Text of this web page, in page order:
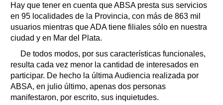
Hay que tener en cuenta que ABSA presta sus servicios
en 95 localidades de la Provincia, con más de 863 mil
usuarios mientras que ADA tiene filiales sólo en nuestra
ciudad y en Mar del Plata.
De todos modos, por sus características funcionales,
resulta cada vez menor la cantidad de interesados en
participar. De hecho la última Audiencia realizada por
ABSA, en julio último, apenas dos personas
manifestaron, por escrito, sus inquietudes.